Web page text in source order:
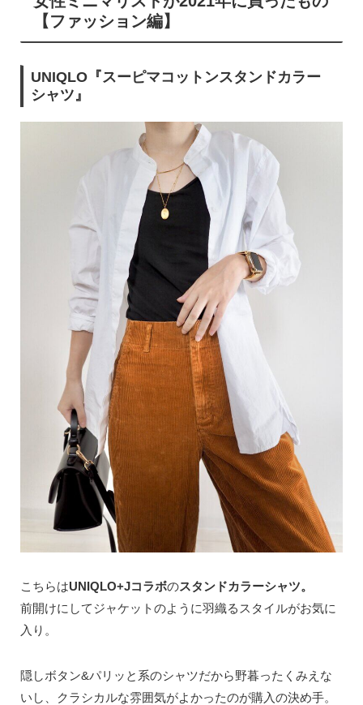
【ファッション編】
UNIQLO『スーピマコットンスタンドカラー
シャツ』
こちらはUNIQLO+Jコラボのスタンドカラーシャツ。
前開けにしてジャケットのように羽織るスタイルがお気に
入り。
隠しボタン&パリッと系のシャツだから野暮ったくみえな
いし、クラシカルな雰囲気がよかったのが購入の決め手。